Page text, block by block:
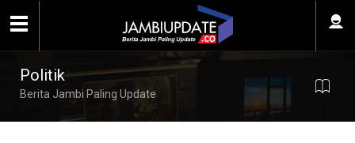
Politik
Berita Jambi Paling Update